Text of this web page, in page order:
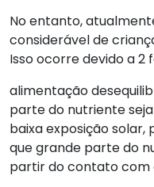
No entanto,
considerável de
Isso ocorre devido a 2
alimentação
parte do nutriente
baixa exposição
que grande parte do
partir do contato com